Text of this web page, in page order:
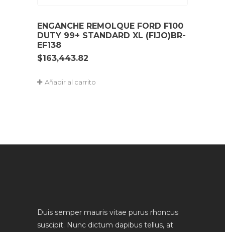
ENGANCHE REMOLQUE FORD F100
DUTY 99+ STANDARD XL (FIJO)BR-
EF138
$163,443.82
Añadir al carrito
Duis semper mauris vitae purus rhoncus
suscipit. Nunc dictum dapibus tellus, at